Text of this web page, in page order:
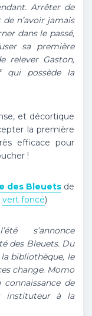
Arrêter de
n’avoir jamais
dans le passé,
sa première
relever Gaston,
qui possède la
et décortique
la première
efficace pour
!
des Bleuets de
vert foncé)
s’annonce
des Bleuets. Du
bibliothèque, le
change. Momo
de
instituteur à la